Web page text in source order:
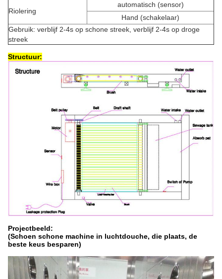
Riolering
automatisch (sensor)
Hand (schakelaar)
Gebruik: verblijf 2-4s op schone streek, verblijf 2-4s op droge
streek
Structuur:
Projectbeeld:
(Schoen schone machine in luchtdouche, die plaats, de
beste keus besparen)